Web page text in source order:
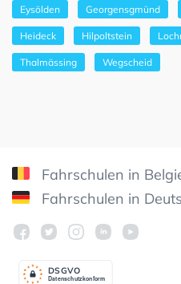
Eysölden Georgensgmünd
Heideck Hilpoltstein
Thalmässing Wegscheid
Fahrschulen in
Fahrschulen in
Datenschutzkonform
DSGVO